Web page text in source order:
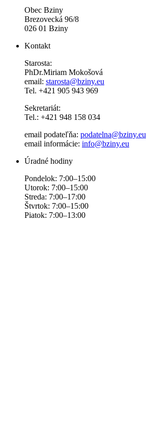
Obec Bziny
Brezovecká 96/8
026 01 Bziny
Kontakt
Starosta:
PhDr.Miriam Mokošová
email: starosta@bziny.eu
Tel. +421 905 943 969
Sekretariát:
Tel.: +421 948 158 034
email podateľňa: podatelna@bziny.eu
email informácie: info@bziny.eu
Úradné hodiny
Pondelok: 7:00–15:00
Utorok: 7:00–15:00
Streda: 7:00–17:00
Štvrtok: 7:00–15:00
Piatok: 7:00–13:00